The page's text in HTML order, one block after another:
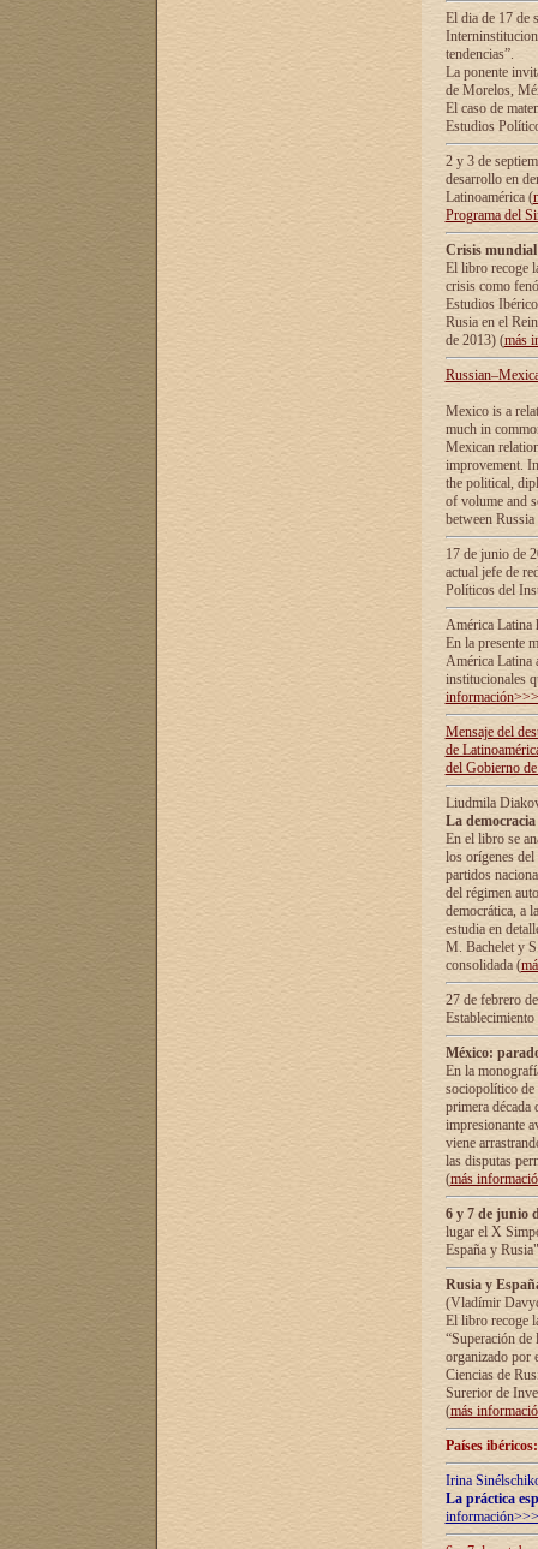
El dia de 17 de
tendencias”.
La ponente
de Morelos,
El caso de
Estudios
2 y 3 de
desarrollo en
Latinoamérica (
Programa del
Crisis
El libro recoge
crisis como
Estudios
Rusia en el
de 2013) (más
Mexico is a
much in
Mexican
improvement.
the political,
of volume and
between
17 de junio de
actual jefe de
Políticos del
América Latina
En la presente
América Latina
institucionales
información>>>
Mensaje del
de
del Gobierno
Liudmila
La
En el libro se
los orígenes
partidos
del régimen
democrática, а
estudia en
М. Bachelet у
consolidada (
27 de febrero
México:
En la
sociopolítico de
primera década
impresionante
viene
las disputas
(más
6 y 7 de junio
lugar el X
España y
Rusia y
(Vladímir
El libro recoge
“Superación
organizado por
Ciencias de
Surerior de
(más
Países
Irina
La práctica
información>>>